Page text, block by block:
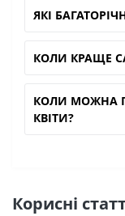
ЯКІ
КОЛИ КРАЩЕ
КОЛИ МОЖНА
КВІТИ?
Кориснi